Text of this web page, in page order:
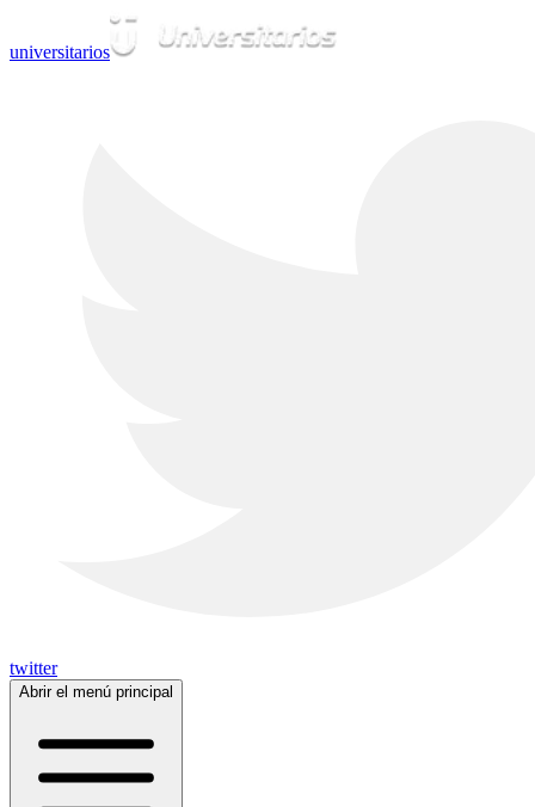
universitarios
twitter
Abrir el menú principal